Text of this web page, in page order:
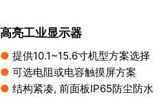
高亮工业显示器
● 提供10.1~15.6寸机型方案选择
● 可选电阻或电容触摸屏方案
● 结构紧凑, 前面板IP65防尘防水